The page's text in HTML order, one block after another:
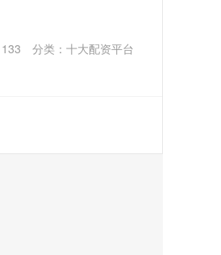
133 分类： 十大配资平台